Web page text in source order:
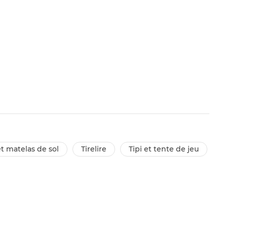
matelas de sol tirelire tipi et tente de jeu